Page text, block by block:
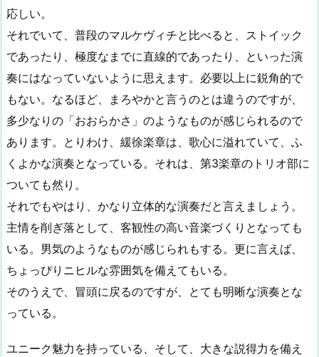
応しい。
それでいて、普段のマルケヴィチと比べると、ストイック
であったり、極度なまでに直線的であったり、といった演
奏にはなっていないように思えます。必要以上に鋭角的で
もない。なるほど、まろやかと言うのとは違うのですが、
多少なりの「おおらかさ」のようなものが感じられるので
あります。とりわけ、緩徐楽章は、歌心に溢れていて、ふ
くよかな演奏となっている。それは、第3楽章のトリオ部に
ついても然り。
それでもやはり、かなり立体的な演奏だと言えましょう。
主情を削ぎ落として、客観性の高い音楽づくりとなっても
いる。男気のようなものが感じられもする。更に言えば、
ちょっぴりニヒルな雰囲気を備えてもいる。
そのうえで、冒頭に戻るのですが、とても明晰な演奏とな
っている。
ユニーク魅力を持っている、そして、大きな説得力を備え